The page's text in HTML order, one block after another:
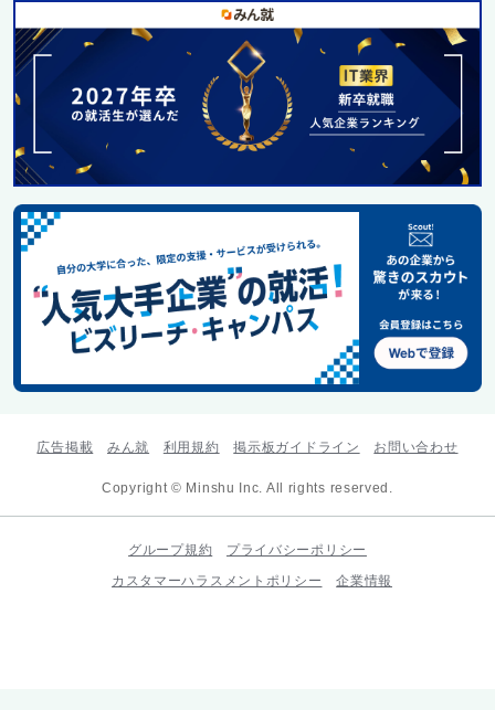
広告掲載 みん就 利用規約 掲示板ガイドライン お問い合わせ
Copyright © Minshu Inc. All rights reserved.
グループ規約
プライバシーポリシー
カスタマーハラスメントポリシー
企業情報